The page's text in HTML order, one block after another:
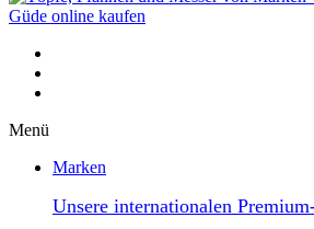
Menü
Marken
Unsere internationalen